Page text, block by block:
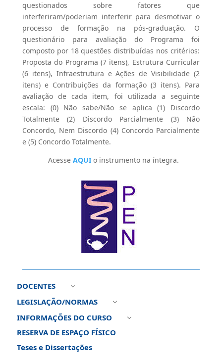
questionados sobre fatores que
interferiram/poderiam interferir para desmotivar o
processo de formação na pós-graduação. O
questionário para avaliação do Programa foi
composto por 18 questões distribuídas nos critérios:
Proposta do Programa (7 itens), Estrutura Curricular
(6 itens), Infraestrutura e Ações de Visibilidade (2
itens) e Contribuições da formação (3 itens). Para
avaliação de cada item, foi utilizada a seguinte
escala: (0) Não sabe/Não se aplica (1) Discordo
Totalmente (2) Discordo Parcialmente (3) Não
Concordo, Nem Discordo (4) Concordo Parcialmente
e (5) Concordo Totalmente.
Acesse AQUI o instrumento na íntegra.
DOCENTES 3
LEGISLAÇÃO/NORMAS 3
INFORMAÇÕES DO CURSO 3
RESERVA DE ESPAÇO FÍSICO
Teses e Dissertações